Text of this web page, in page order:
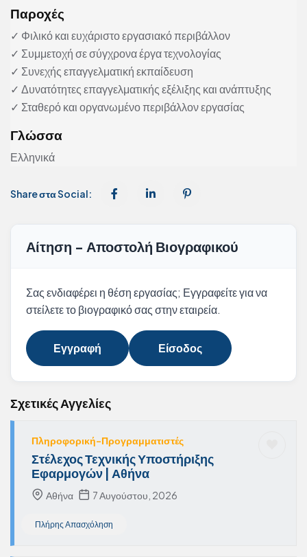
Παροχές
✓ Φιλικό και ευχάριστο εργασιακό περιβάλλον
✓ Συμμετοχή σε σύγχρονα έργα τεχνολογίας
✓ Συνεχής επαγγελματική εκπαίδευση
✓ Δυνατότητες επαγγελματικής εξέλιξης και ανάπτυξης
✓ Σταθερό και οργανωμένο περιβάλλον εργασίας
Γλώσσα
Ελληνικά
Share στα Social:
Αίτηση - Αποστολή Βιογραφικού
Σας ενδιαφέρει η θέση εργασίας; Εγγραφείτε για να
στείλετε το βιογραφικό σας στην εταιρεία.
Εγγραφή Είσοδος
Σχετικές Αγγελίες
Πληροφορική-Προγραμματιστές
Στέλεχος Τεχνικής Υποστήριξης
Εφαρμογών | Αθήνα
Αθήνα 7 Αυγούστου, 2026
Πλήρης Απασχόληση